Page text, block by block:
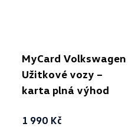
MyCard Volkswagen
Užitkové vozy –
karta plná výhod
1 990 Kč